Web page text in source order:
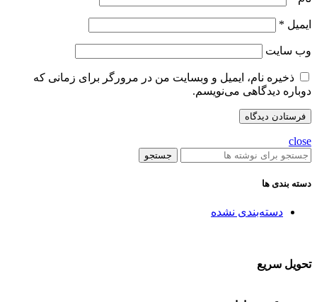
ایمیل *
وب‌ سایت
ذخیره نام، ایمیل و وبسایت من در مرورگر برای زمانی که
دوباره دیدگاهی می‌نویسم.
close
جستجو
دسته بندی ها
دسته‌بندی نشده
تحویل سریع